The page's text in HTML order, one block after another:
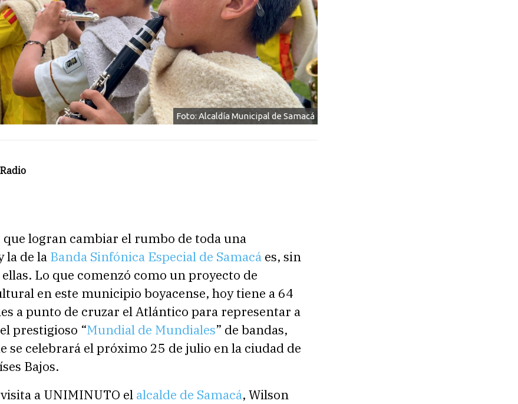
Foto: Alcaldía Municipal de Samacá
logran cambiar el rumbo de toda una
la de la Banda Sinfónica Especial de Samacá es, sin
Lo que comenzó como un proyecto de
en este municipio boyacense, hoy tiene a 64
a punto de cruzar el Atlántico para representar a
prestigioso “Mundial de Mundiales” de bandas,
se celebrará el próximo 25 de julio en la ciudad de
Bajos.
a UNIMINUTO el alcalde de Samacá, Wilson